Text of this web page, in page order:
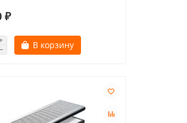
₽
В корзину